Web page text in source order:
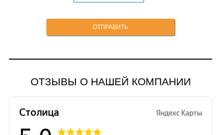
ОТЗЫВЫ О НАШЕЙ КОМПАНИИ